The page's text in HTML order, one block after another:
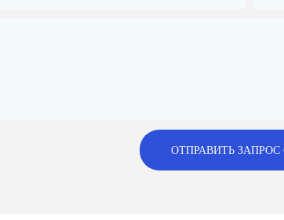
ОТПРАВИТЬ ЗАПРОС